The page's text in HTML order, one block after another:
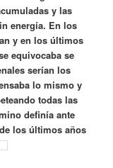
y las
energía. En los
y en los últimos
equivocaba se
serían los
lo mismo y
todas las
definía ante
los últimos años